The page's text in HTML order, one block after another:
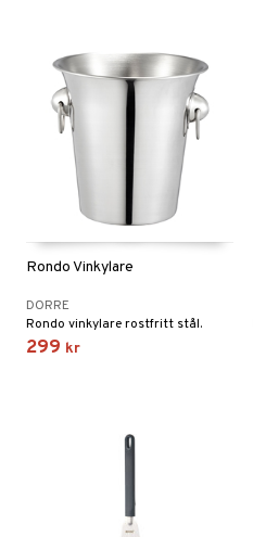
Rondo Vinkylare
DORRE
Rondo vinkylare rostfritt stål.
299 kr